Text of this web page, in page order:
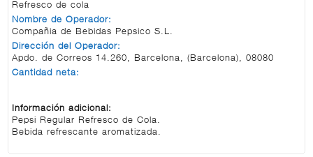
Refresco de cola
Nombre de Operador:
Compañia de Bebidas Pepsico S.L.
Dirección del Operador:
Apdo. de Correos 14.260, Barcelona, (Barcelona), 08080
Cantidad neta:
Información adicional:
Pepsi Regular Refresco de Cola.
Bebida refrescante aromatizada.